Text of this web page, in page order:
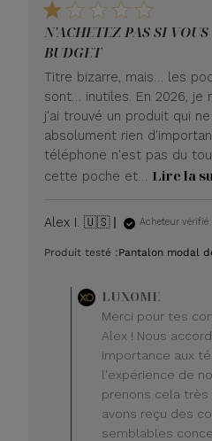
N'ACHETEZ PAS SI
BUDGET
Titre bizarre, mais… les
sont… inutiles. En 2026, je
j'ai trouvé un produit qui
absolument rien
téléphone n'est pas du
cette poche et… Lire la
Alex I. 🇺🇸 Acheteur vérifié
Produit testé :Pantalon modal
LUXOME
Merci pour tes
Alex ! Nous
importance aux
l'expérience de
prenons cela très
avons reçu des
semblables